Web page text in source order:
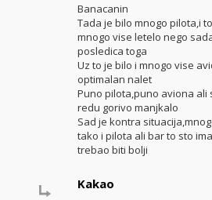
Banacanin
Tada je bilo mnogo pilota,i
mnogo vise letelo nego
posledica toga
Uz to je bilo i mnogo vise
optimalan nalet
Puno pilota,puno aviona ali
redu gorivo manjkalo
Sad je kontra
tako i pilota ali bar to sto
trebao biti bolji
Kakao